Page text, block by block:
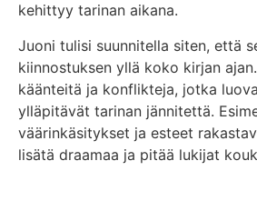
kehittyy tarinan aikana.
Juoni tulisi suunnitella siten, että
kiinnostuksen yllä koko kirjan
käänteitä ja konflikteja, jotka
ylläpitävät tarinan jännitettä.
väärinkäsitykset ja esteet
lisätä draamaa ja pitää lukijat